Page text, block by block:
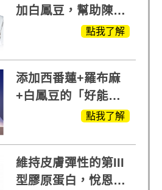
加白鳳豆，幫助陳亞
蘭入睡的力量點我了解
添加西番蓮+羅布麻
+白鳳豆的「好能
眠」，獨家專利配
點我了解
維持皮膚彈性的第III
型膠原蛋白，悅恩詩